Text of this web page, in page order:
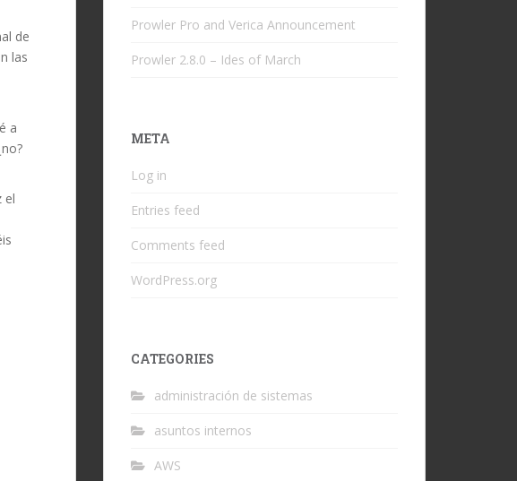
de
las
a
el
Prowler Pro and Verica Announcement
Prowler 2.8.0 – Ides of March
META
Log in
Entries feed
Comments feed
WordPress.org
CATEGORIES
administración de sistemas
asuntos internos
AWS